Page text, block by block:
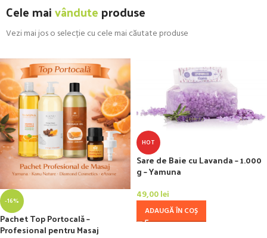
Cele maivânduteproduse
Vezi mai jos o selecție cu cele mai căutate produse
-16%
Pachet Top Portocală –
Profesional pentru Masaj
HOT
Sare de Baie cu Lavanda – 1.000
g – Yamuna
49,00lei
ADAUGĂ ÎN COȘ